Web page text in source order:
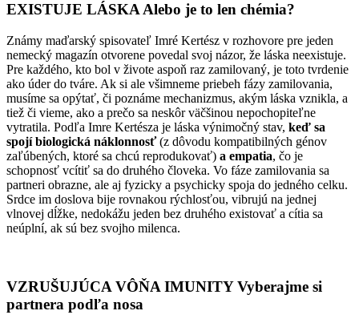
EXISTUJE LÁSKA Alebo je to len chémia?
Známy maďarský spisovateľ Imré Kertész v rozhovore pre jeden
nemecký magazín otvorene povedal svoj názor, že láska neexistuje.
Pre každého, kto bol v živote aspoň raz zamilovaný, je toto tvrdenie
ako úder do tváre. Ak si ale všimneme priebeh fázy zamilovania,
musíme sa opýtať, či poznáme mechanizmus, akým láska vznikla, a
tiež či vieme, ako a prečo sa neskôr väčšinou nepochopiteľne
vytratila. Podľa Imre Kertésza je láska výnimočný stav, keď sa
spojí biologická náklonnosť(z dôvodu kompatibilných génov
zaľúbených, ktoré sa chcú reprodukovať) a empatia, čo je
schopnosť vcítiť sa do druhého človeka. Vo fáze zamilovania sa
partneri obrazne, ale aj fyzicky a psychicky spoja do jedného celku.
Srdce im doslova bije rovnakou rýchlosťou, vibrujú na jednej
vlnovej dĺžke, nedokážu jeden bez druhého existovať a cítia sa
neúplní, ak sú bez svojho milenca.
VZRUŠUJÚCA VÔŇA IMUNITY Vyberajme si
partnera podľa nosa